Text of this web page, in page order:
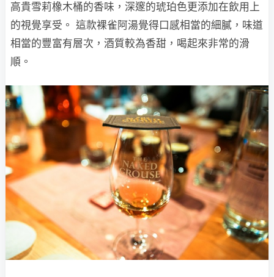
高貴雪莉橡木桶的香味，深邃的琥珀色更添加在飲用上
的視覺享受。 這款裸雀阿湯覺得口感相當的細膩，味道
相當的豐富有層次，酒質較為香甜，喝起來非常的滑
順。